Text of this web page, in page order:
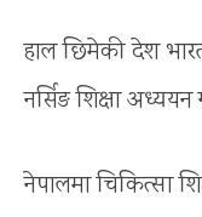
हाल छिमेकी देश
नर्सिङ शिक्षा
नेपालमा चिकित्सा